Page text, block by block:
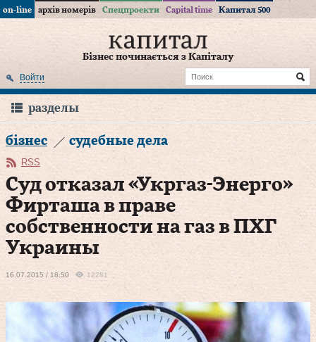
on-line архів номерів Спецпроекти Capital time Капитал 500
Бізнес починається з Капіталу
Войти
разделы
бізнес судебные дела
RSS
Суд отказал «Укргаз-Энерго»
Фирташа в праве
собственности на газ в ПХГ
Украины
16.07.2015 / 18:50 12281